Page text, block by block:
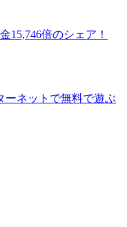
15,746倍のシェア！
ーネットで無料で遊ぶ